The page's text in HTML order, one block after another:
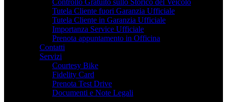
Controllo Gratuito sullo Storico del Veicolo
Tutela Cliente fuori Garanzia Ufficiale
Tutela Cliente in Garanzia Ufficiale
Importanza Service Ufficiale
Prenota appuntamento in Officina
Contatti
Servizi
Courtesy Bike
Fidelity Card
Prenota Test Drive
Documenti e Note Legali